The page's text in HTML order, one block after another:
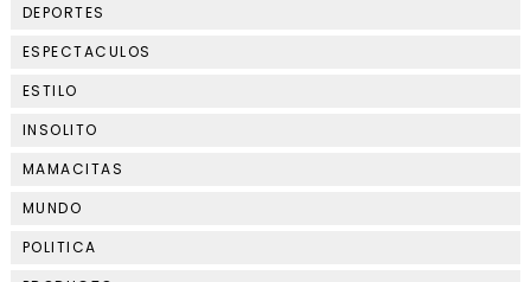
DEPORTES
ESPECTACULOS
ESTILO
INSOLITO
MAMACITAS
MUNDO
POLITICA